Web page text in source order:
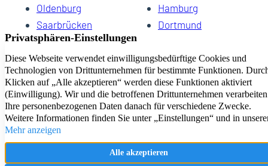
Oldenburg
Hamburg
Saarbrücken
Dortmund
Hannover
Dresden
Kiel
Wuppertal
Bremen
HomeCompany eG Ihre Agenturen für Wohnen auf Zeit